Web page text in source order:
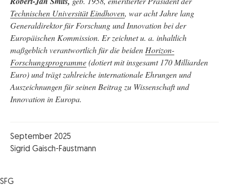
Technischen Universität Eindhoven, war acht Jahre lang
Generaldirektor für Forschung und Innovation bei der
Europäischen Kommission. Er zeichnet u. a. inhaltlich
maßgeblich verantwortlich für die beiden Horizon-
Forschungsprogramme(dotiert mit insgesamt 170 Milliarden
Euro) und trägt zahlreiche internationale Ehrungen und
Auszeichnungen für seinen Beitrag zu Wissenschaft und
Innovation in Europa.
September 2025
Sigrid Gaisch-Faustmann
SFG